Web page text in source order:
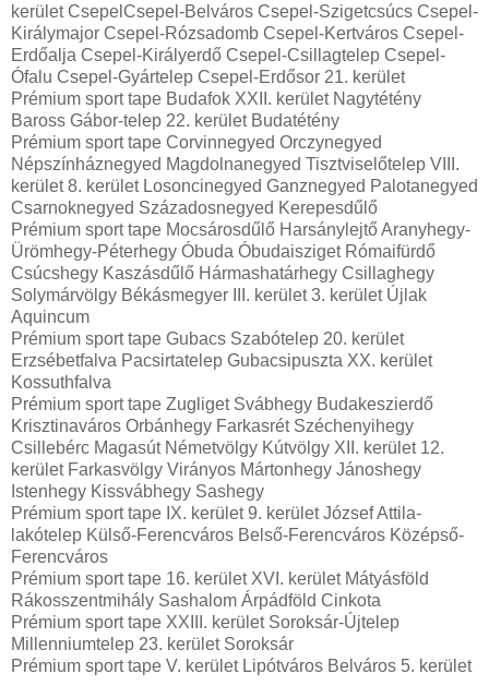
kerület CsepelCsepel-Belváros Csepel-Szigetcsúcs Csepel-
Királymajor Csepel-Rózsadomb Csepel-Kertváros Csepel-
Erdőalja Csepel-Királyerdő Csepel-Csillagtelep Csepel-
Ófalu Csepel-Gyártelep Csepel-Erdősor 21. kerület
Prémium sport tape Budafok XXII. kerület Nagytétény
Baross Gábor-telep 22. kerület Budatétény
Prémium sport tape Corvinnegyed Orczynegyed
Népszínháznegyed Magdolnanegyed Tisztviselőtelep VIII.
kerület 8. kerület Losoncinegyed Ganznegyed Palotanegyed
Csarnoknegyed Századosnegyed Kerepesdűlő
Prémium sport tape Mocsárosdűlő Harsánylejtő Aranyhegy-
Ürömhegy-Péterhegy Óbuda Óbudaisziget Rómaifürdő
Csúcshegy Kaszásdűlő Hármashatárhegy Csillaghegy
Solymárvölgy Békásmegyer III. kerület 3. kerület Újlak
Aquincum
Prémium sport tape Gubacs Szabótelep 20. kerület
Erzsébetfalva Pacsirtatelep Gubacsipuszta XX. kerület
Kossuthfalva
Prémium sport tape Zugliget Svábhegy Budakeszierdő
Krisztinaváros Orbánhegy Farkasrét Széchenyihegy
Csillebérc Magasút Németvölgy Kútvölgy XII. kerület 12.
kerület Farkasvölgy Virányos Mártonhegy Jánoshegy
Istenhegy Kissvábhegy Sashegy
Prémium sport tape IX. kerület 9. kerület József Attila-
lakótelep Külső-Ferencváros Belső-Ferencváros Középső-
Ferencváros
Prémium sport tape 16. kerület XVI. kerület Mátyásföld
Rákosszentmihály Sashalom Árpádföld Cinkota
Prémium sport tape XXIII. kerület Soroksár-Újtelep
Millenniumtelep 23. kerület Soroksár
Prémium sport tape V. kerület Lipótváros Belváros 5. kerület